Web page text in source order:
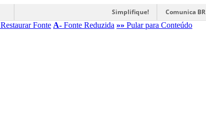
Simplifique! Comunica BR
Restaurar Fonte A- Fonte Reduzida »» Pular para Conteúdo